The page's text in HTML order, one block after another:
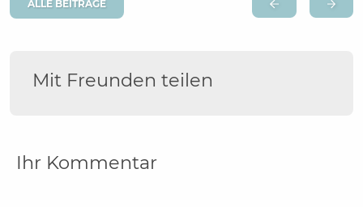
ALLE BEITRÄGE
Mit Freunden teilen
Ihr Kommentar